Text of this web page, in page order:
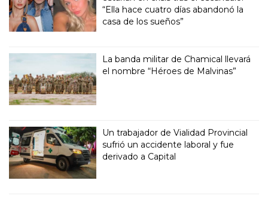
“Ella hace cuatro días abandonó la
casa de los sueños”
La banda militar de Chamical llevará
el nombre “Héroes de Malvinas”
Un trabajador de Vialidad Provincial
sufrió un accidente laboral y fue
derivado a Capital